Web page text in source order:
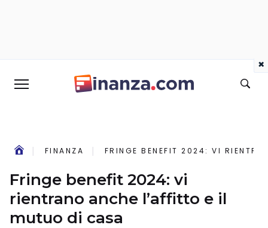
FINANZA FRINGE BENEFIT 2024: VI
Fringe benefit 2024: vi
rientrano anche l’affitto e il
mutuo di casa
×